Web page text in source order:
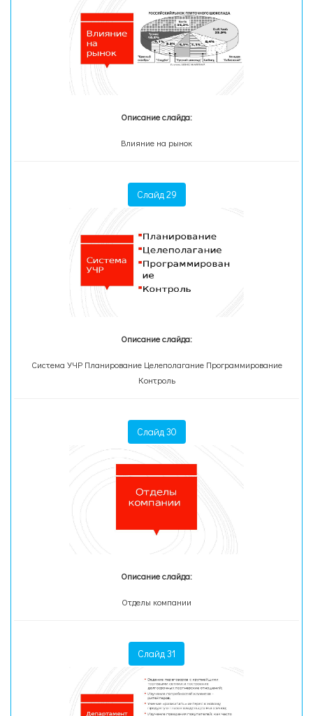
Описание слайда:
Влияние на рынок
Слайд 29
Описание слайда:
Система УЧР Планирование Целеполагание Программирование
Контроль
Слайд 30
Описание слайда:
Отделы компании
Слайд 31